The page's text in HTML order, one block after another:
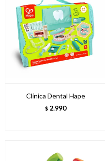
Clínica Dental Hape
$ 2.990